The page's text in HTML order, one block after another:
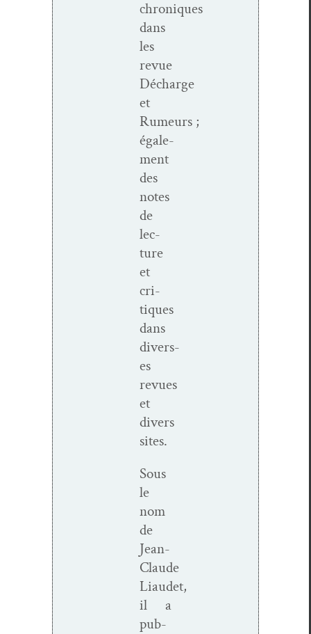
chroniques
dans
les
revue
Décharge
et
Rumeurs ;
égale­
ment
des
notes
de
lec­
ture
et
cri­
tiques
dans
divers­
es
revues
et
divers
sites.
Sous
le
nom
de
Jean-
Claude
Liaudet,
il a
pub­